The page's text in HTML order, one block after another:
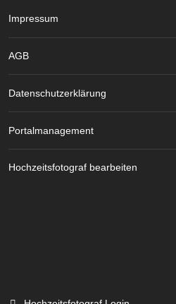
Impressum
AGB
Datenschutzerklärung
Portalmanagement
Hochzeitsfotograf bearbeiten